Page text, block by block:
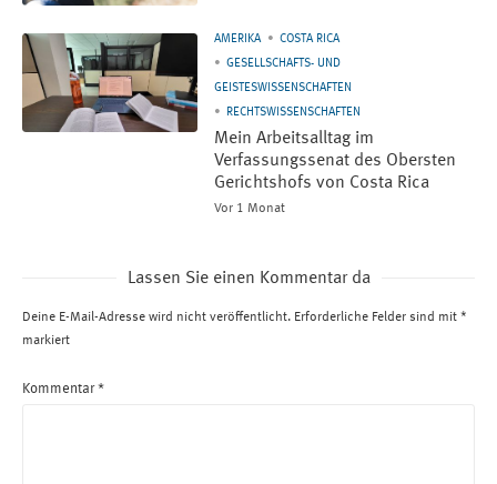
AMERIKA
COSTA RICA
GESELLSCHAFTS- UND
GEISTESWISSENSCHAFTEN
RECHTSWISSENSCHAFTEN
Mein Arbeitsalltag im
Verfassungssenat des Obersten
Gerichtshofs von Costa Rica
Vor 1 Monat
Lassen Sie einen Kommentar da
Deine E-Mail-Adresse wird nicht veröffentlicht. Erforderliche Felder sind mit *
markiert
Kommentar*